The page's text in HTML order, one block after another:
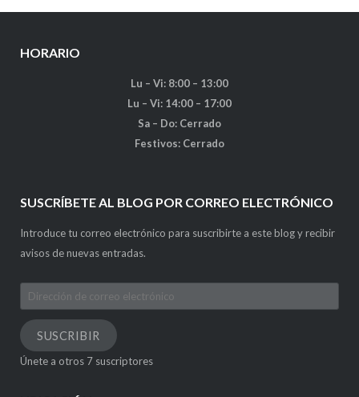
HORARIO
Lu – Vi: 8:00 – 13:00
Lu – Vi: 14:00 – 17:00
Sa – Do: Cerrado
Festivos: Cerrado
SUSCRÍBETE AL BLOG POR CORREO ELECTRÓNICO
Introduce tu correo electrónico para suscribirte a este blog y recibir
avisos de nuevas entradas.
Dirección
de
correo
electrónico
SUSCRIBIR
Únete a otros 7 suscriptores